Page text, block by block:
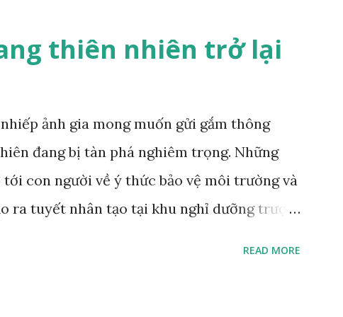
thiên nhiên trở lại
ảnh gia mong muốn gửi gắm thông
đang bị tàn phá nghiêm trọng. Những
con người về ý thức bảo vệ môi trường và
ra tuyết nhân tạo tại khu nghỉ dưỡng trượt
READ MORE